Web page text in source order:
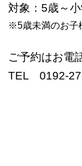
対象：5歳～
※5歳未満のお子
ご予約はお電
TEL 0192-